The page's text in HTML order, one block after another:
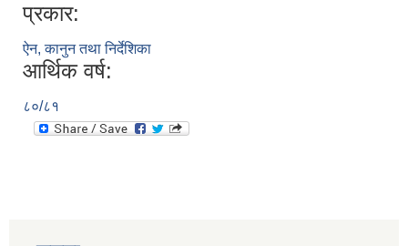
प्रकार:
ऐन, कानुन तथा निर्देशिका
आर्थिक वर्ष:
८०/८१